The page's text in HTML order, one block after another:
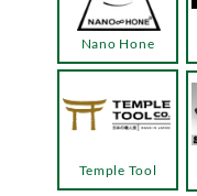
Temple Tool
Nano Hone